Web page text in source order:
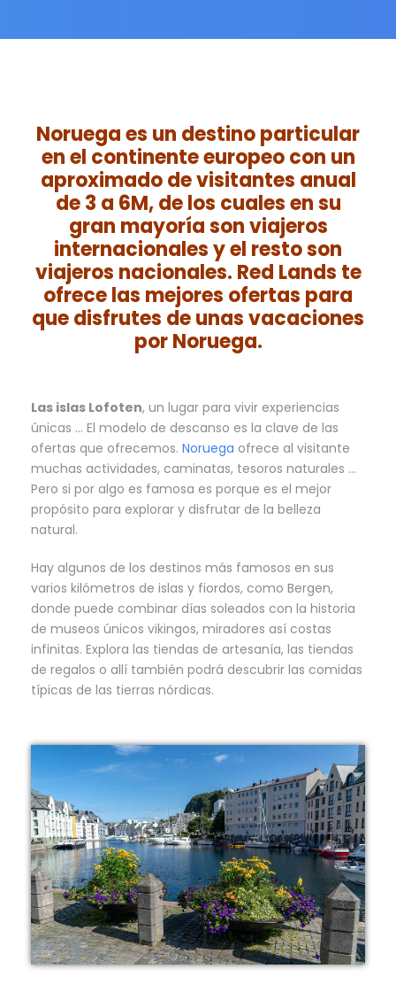
Noruega es un destino particular
en el continente europeo con un
aproximado de visitantes anual
de 3 a 6M, de los cuales en su
gran mayoría son viajeros
internacionales y el resto son
viajeros nacionales. Red Lands te
ofrece las mejores ofertas para
que disfrutes de unas vacaciones
por Noruega.
Las islas Lofoten, un lugar para vivir experiencias
únicas … El modelo de descanso es la clave de las
ofertas que ofrecemos. Noruega ofrece al visitante
muchas actividades, caminatas, tesoros naturales …
Pero si por algo es famosa es porque es el mejor
propósito para explorar y disfrutar de la belleza
natural.
Hay algunos de los destinos más famosos en sus
varios kilómetros de islas y fiordos, como Bergen,
donde puede combinar días soleados con la historia
de museos únicos vikingos, miradores así costas
infinitas. Explora las tiendas de artesanía, las tiendas
de regalos o allí también podrá descubrir las comidas
típicas de las tierras nórdicas.